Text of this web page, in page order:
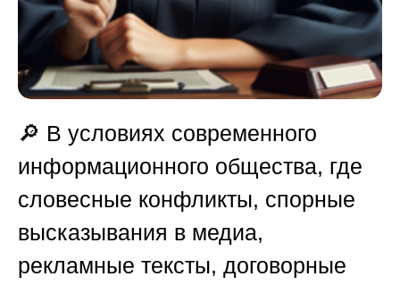
🔎 В условиях современного
информационного общества, где
словесные конфликты, спорные
высказывания в медиа,
рекламные тексты, договорные